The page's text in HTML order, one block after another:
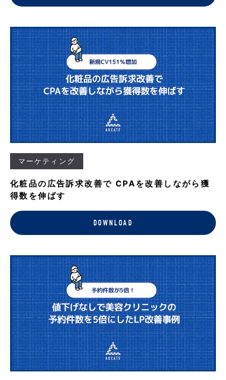
マーケティング
化粧品の広告訴求改善で CPAを改善しながら獲
得数を伸ばす
DOWNLOAD